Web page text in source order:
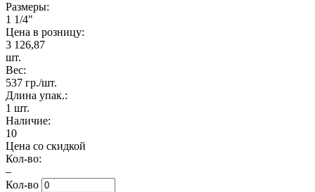
Размеры:
1 1/4"
Цена в розницу:
3 126,87
шт.
Вес:
537 гр./шт.
Длина упак.:
1 шт.
Наличие:
10
Цена со скидкой
Кол-во:
–
Кол-во